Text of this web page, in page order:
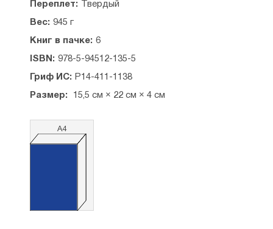
Часть 5. О борьбе со страстями
Переплет: Твердый
Вес: 945 г
Книг в пачке: 6
ISBN: 978-5-94512-135-5
Гриф ИС: Р14-411-1138
Размер: 15,5 см × 22 см × 4 см
А4